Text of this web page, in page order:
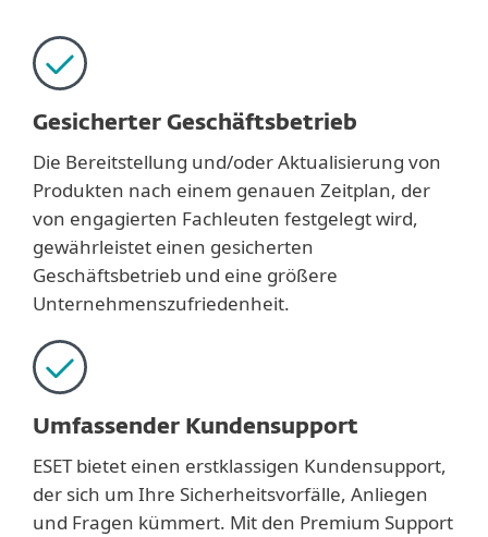
Gesicherter Geschäftsbetrieb
Die Bereitstellung und/oder Aktualisierung von
Produkten nach einem genauen Zeitplan, der
von engagierten Fachleuten festgelegt wird,
gewährleistet einen gesicherten
Geschäftsbetrieb und eine größere
Unternehmenszufriedenheit.
Umfassender Kundensupport
ESET bietet einen erstklassigen Kundensupport,
der sich um Ihre Sicherheitsvorfälle, Anliegen
und Fragen kümmert. Mit den Premium Support